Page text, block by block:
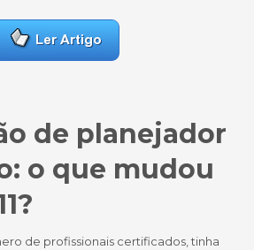
de planejador
o que mudou
de profissionais certificados, tinha